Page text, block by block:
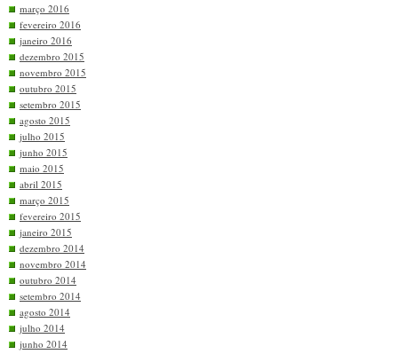
março 2016
fevereiro 2016
janeiro 2016
dezembro 2015
novembro 2015
outubro 2015
setembro 2015
agosto 2015
julho 2015
junho 2015
maio 2015
abril 2015
março 2015
fevereiro 2015
janeiro 2015
dezembro 2014
novembro 2014
outubro 2014
setembro 2014
agosto 2014
julho 2014
junho 2014